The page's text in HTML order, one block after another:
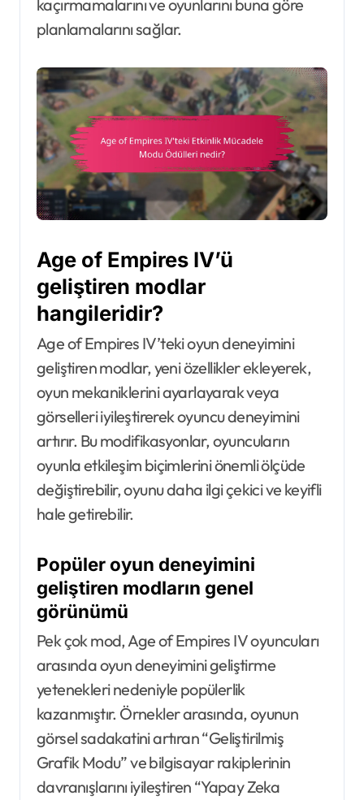
kaçırmamalarını ve oyunlarını buna göre
planlamalarını sağlar.
Age of Empires IV’ü
geliştiren modlar
hangileridir?
Age of Empires IV’teki oyun deneyimini
geliştiren modlar, yeni özellikler ekleyerek,
oyun mekaniklerini ayarlayarak veya
görselleri iyileştirerek oyuncu deneyimini
artırır. Bu modifikasyonlar, oyuncuların
oyunla etkileşim biçimlerini önemli ölçüde
değiştirebilir, oyunu daha ilgi çekici ve keyifli
hale getirebilir.
Popüler oyun deneyimini
geliştiren modların genel
görünümü
Pek çok mod, Age of Empires IV oyuncuları
arasında oyun deneyimini geliştirme
yetenekleri nedeniyle popülerlik
kazanmıştır. Örnekler arasında, oyunun
görsel sadakatini artıran “Geliştirilmiş
Grafik Modu” ve bilgisayar rakiplerinin
davranışlarını iyileştiren “Yapay Zeka